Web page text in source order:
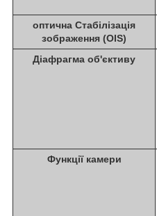
оптична Стабілізація
зображення (OIS)
Діафрагма об'єктиву
Функції камери